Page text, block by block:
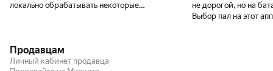
локально обрабатывать некоторые
поверхностно. Со своей задачей
справляется на отлично.
не дорогой, но на
Выбор пал на этот аппарат. Мама
Продавцам
Личный кабинет продавца